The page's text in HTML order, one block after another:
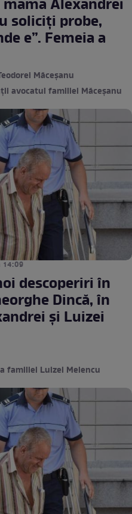
Alexandrei
soliciți probe,
e”. Femeia a
Măceșanu
avocatul familiei Măceșanu
14:09
descoperiri în
Dincă, în
și Luizei
familiei Luizei Melencu